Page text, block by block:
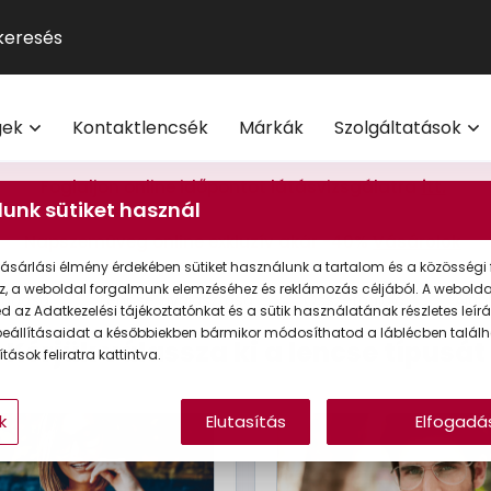
Kontaktlencsék Márkák Szolgáltatások
akció 20% I Vision Express Webshop
Olvasó- és
Tippek a
GYIK
Polaroid
További világmárkák
Kollekciók
Napszemüveg Outlet
Törzsvásárlói ajánlatok
Világmárkák
Foglaljon online időpontot látásvizsgálatra itt.
Napszemüveg online exkluzív akár -40% Vásárolok
Lencse kiválasztása Összefoglaló
Kérjük válassza ki a lencse típusát
sütiket használ
élmény érdekében sütiket használunk a tartalom és a közösségi
a weboldal forgalmunk elemzéséhez és reklámozás céljából. A
az Adatkezelési tájékoztatónkat és a sütik használatának részletes
a későbbiekben bármikor módosíthatod a láblécben
feliratra kattintva.
Elutasítás